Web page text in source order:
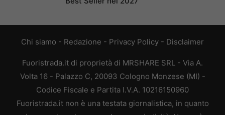
Chi siamo - Redazione - Privacy Policy - Disclaimer
Fuoristrada.it di proprietà di MRSHARE SRL - Via A.
Volta 16 - Palazzo C, 20093 Cologno Monzese (MI) -
Codice Fiscale e Partita I.V.A. 10216150960
Fuoristrada.it non è una testata giornalistica, in quanto